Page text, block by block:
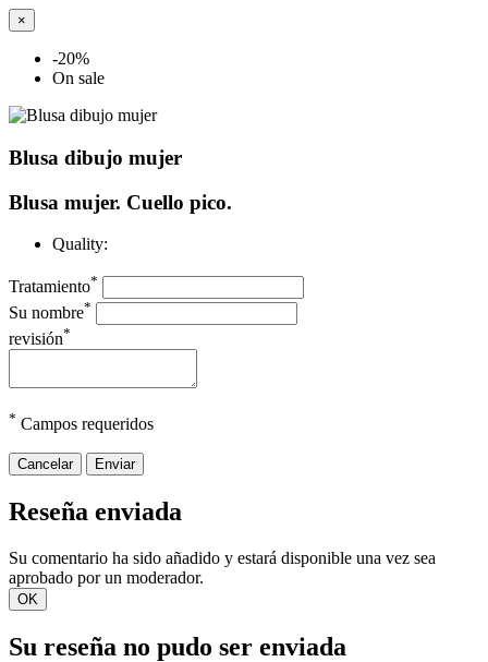
×
-20%
On sale
Blusa dibujo mujer
Blusa mujer. Cuello pico.
Quality:
Tratamiento*
Su nombre*
revisión*
* Campos requeridos
Cancelar Enviar
Reseña enviada
Su comentario ha sido añadido y estará disponible una vez sea
aprobado por un moderador.
OK
Su reseña no pudo ser enviada